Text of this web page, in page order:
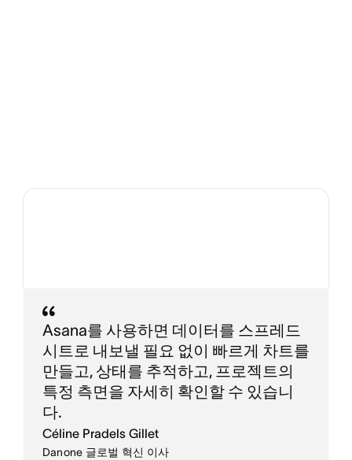
Asana를 사용하면 데이터를 스프레드
시트로 내보낼 필요 없이 빠르게 차트를
만들고, 상태를 추적하고, 프로젝트의
특정 측면을 자세히 확인할 수 있습니
다.
Céline Pradels Gillet
Danone 글로벌 혁신 이사